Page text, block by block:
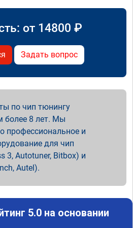
от 14800 ₽
Задать вопрос
по чип тюнингу
более 8 лет. Мы
профессиональное и
для чип
3, Autotuner, Bitbox) и
Autel).
5.0 на основании